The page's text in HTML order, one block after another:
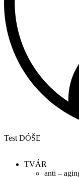
Test DÓŠE
TVÁR
anti –